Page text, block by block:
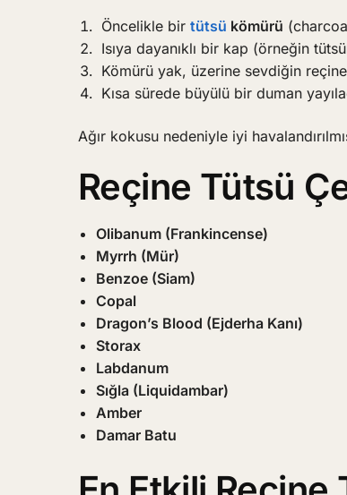
Öncelikle bir tütsü kömürü
Isıya dayanıklı bir kap (örneğin
Kömürü yak, üzerine sevdiğin
Kısa sürede büyülü bir duman
Ağır kokusu nedeniyle iyi
Reçine Tütsü
Olibanum (Frankincense)
Myrrh (Mür)
Benzoe (Siam)
Copal
Dragon’s Blood (Ejderha Kanı)
Storax
Labdanum
Sığla (Liquidambar)
Amber
Damar Batu